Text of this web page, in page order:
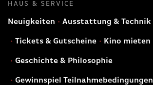
HAUS & SERVICE
Neuigkeiten Ausstattung & Technik
Tickets & Gutscheine Kino mieten
Geschichte & Philosophie
Gewinnspiel Teilnahmebedingungen